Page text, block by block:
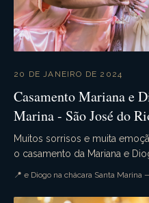
20 DE JANEIRO DE 2024
Casamento Mariana e
Marina - São José do
Muitos sorrisos e muita
o casamento da Mariana e
📍 e Diogo na chácara Santa Marina